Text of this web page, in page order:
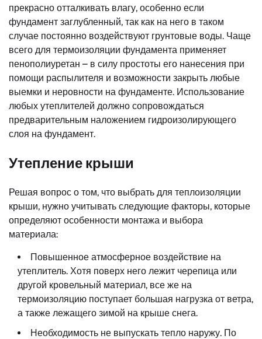
прекрасно отталкивать влагу, особенно если
фундамент заглубленный, так как на него в таком
случае постоянно воздействуют грунтовые воды. Чаще
всего для термоизоляции фундамента применяет
пенополиуретан – в силу простоты его нанесения при
помощи распылителя и возможности закрыть любые
выемки и неровности на фундаменте. Использование
любых утеплителей должно сопровождаться
предварительным наложением гидроизолирующего
слоя на фундамент.
Утепление крыши
Решая вопрос о том, что выбрать для теплоизоляции
крыши, нужно учитывать следующие факторы, которые
определяют особенности монтажа и выбора
материала:
Повышенное атмосферное воздействие на
утеплитель. Хотя поверх него лежит черепица или
другой кровельный материал, все же на
термоизоляцию поступает большая нагрузка от ветра,
а также лежащего зимой на крыше снега.
Необходимость не выпускать тепло наружу. По